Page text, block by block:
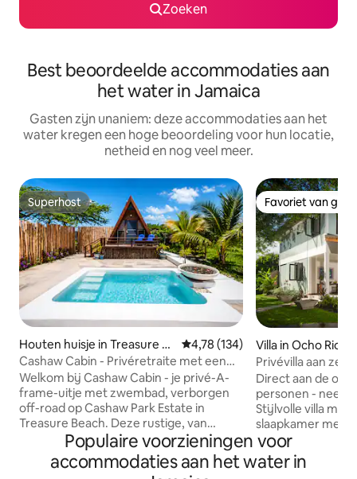
Zoeken
Best beoordeelde accommodaties aan
het water in Jamaica
Gasten zijn unaniem: deze accommodaties aan het
water kregen een hoge beoordeling voor hun locatie,
netheid en nog veel meer.
Superhost
Superhost
Houten huisje in Treasure B
each
Gemiddelde beoordeling van
4,78 (134)
Cashaw Cabin - Privéretraite met een
zwembad
Welkom bij Cashaw Cabin - je privé-A-
frame-uitje met zwembad, verborgen
off-road op Cashaw Park Estate in
Treasure Beach. Deze rustige, van
airconditioning voorziene hut heeft een
eigen badkamer, een buitendouche, een
queensize bed en een knusse
Favoriet van
Favoriet van
Villa in Ocho Rios
Privévilla aan zee
Direct aan de
personen - neem
Stijlvolle villa met
slaapkamer met
badkamers biedt
moderne
keuken,
Populaire voorzieningen voor
accommodaties aan het water in